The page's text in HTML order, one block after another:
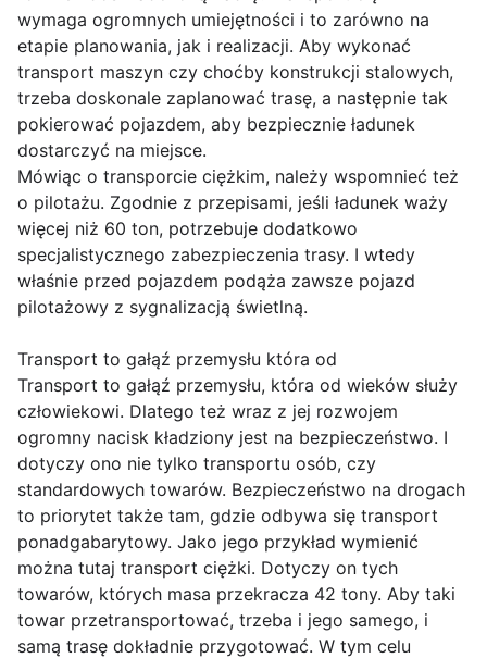
wymaga ogromnych umiejętności i to zarówno na
etapie planowania, jak i realizacji. Aby wykonać
transport maszyn czy choćby konstrukcji stalowych,
trzeba doskonale zaplanować trasę, a następnie tak
pokierować pojazdem, aby bezpiecznie ładunek
dostarczyć na miejsce.
Mówiąc o transporcie ciężkim, należy wspomnieć też
o pilotażu. Zgodnie z przepisami, jeśli ładunek waży
więcej niż 60 ton, potrzebuje dodatkowo
specjalistycznego zabezpieczenia trasy. I wtedy
właśnie przed pojazdem podąża zawsze pojazd
pilotażowy z sygnalizacją świetlną.
Transport to gałąź przemysłu która od
Transport to gałąź przemysłu, która od wieków służy
człowiekowi. Dlatego też wraz z jej rozwojem
ogromny nacisk kładziony jest na bezpieczeństwo. I
dotyczy ono nie tylko transportu osób, czy
standardowych towarów. Bezpieczeństwo na drogach
to priorytet także tam, gdzie odbywa się transport
ponadgabarytowy. Jako jego przykład wymienić
można tutaj transport ciężki. Dotyczy on tych
towarów, których masa przekracza 42 tony. Aby taki
towar przetransportować, trzeba i jego samego, i
samą trasę dokładnie przygotować. W tym celu